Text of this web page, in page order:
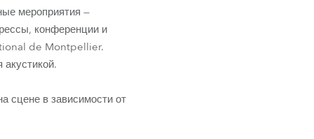
Развитие бизнеса
мероприятия —
конференции и
de Montpellier.
сцене в зависимости от